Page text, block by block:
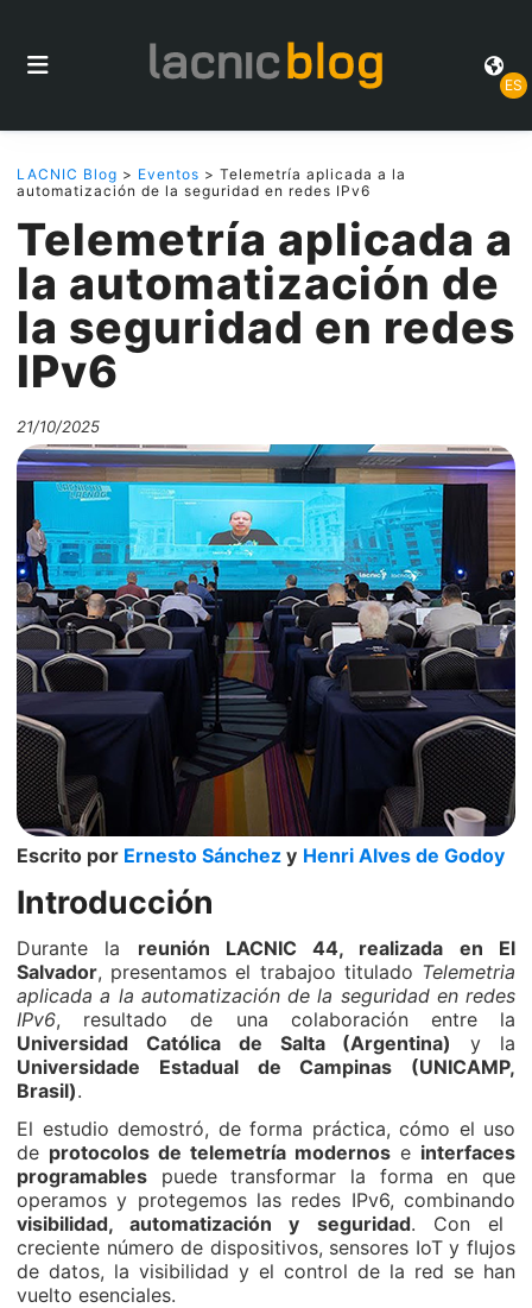
ES
LACNIC Blog > Eventos > Telemetría aplicada a la
automatización de la seguridad en redes IPv6
Telemetría aplicada a
la automatización de
la seguridad en redes
IPv6
21/10/2025
Escrito por Ernesto Sánchez y Henri Alves de Godoy
Introducción
Durante la reunión LACNIC 44, realizada en El
Salvador, presentamos el trabajoo titulado Telemetria
aplicada a la automatización de la seguridad en redes
IPv6, resultado de una colaboración entre la
Universidad Católica de Salta (Argentina)
y la
Universidade Estadual de Campinas (UNICAMP,
Brasil).
El estudio demostró, de forma práctica, cómo el uso
de protocolos de telemetría modernos e interfaces
programables puede transformar la forma en que
operamos y protegemos las redes IPv6, combinando
visibilidad, automatización y seguridad. Con el
creciente número de dispositivos, sensores IoT y flujos
de datos, la visibilidad y el control de la red se han
vuelto esenciales.